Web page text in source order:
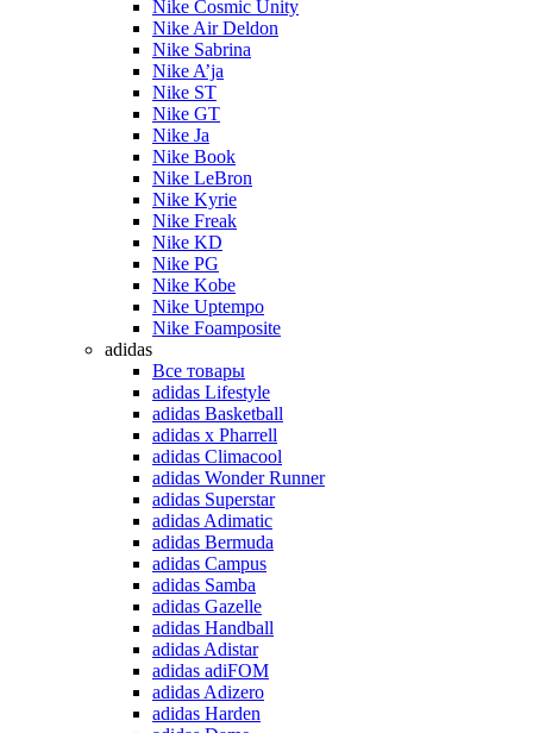
Nike Cosmic Unity
Nike Air Deldon
Nike Sabrina
Nike A’ja
Nike ST
Nike GT
Nike Ja
Nike Book
Nike LeBron
Nike Kyrie
Nike Freak
Nike KD
Nike PG
Nike Kobe
Nike Uptempo
Nike Foamposite
adidas
Все товары
adidas Lifestyle
adidas Basketball
adidas x Pharrell
adidas Climacool
adidas Wonder Runner
adidas Superstar
adidas Adimatic
adidas Bermuda
adidas Campus
adidas Samba
adidas Gazelle
adidas Handball
adidas Adistar
adidas adiFOM
adidas Adizero
adidas Harden